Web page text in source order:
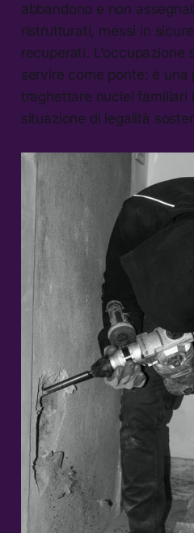
abbandono e non
ristrutturati, messi in
recuperati. L’occupazione
servire come ponte: è una
traghettare nuclei familiari
situazione di legalità